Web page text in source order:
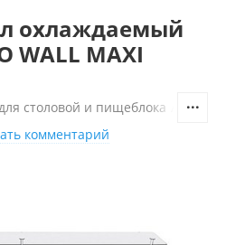
охлаждаемый
WALL MAXI
столовой и пищеблока
комментарий